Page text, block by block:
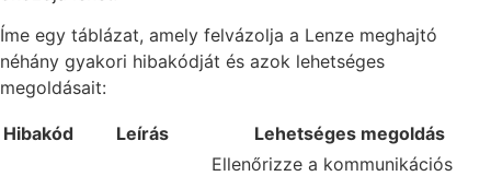
Íme egy táblázat, amely felvázolja a Lenze meghajtó
néhány gyakori hibakódját és azok lehetséges
megoldásait:
Hibakód Leírás Lehetséges megoldás
Ellenőrizze a kommunikációs